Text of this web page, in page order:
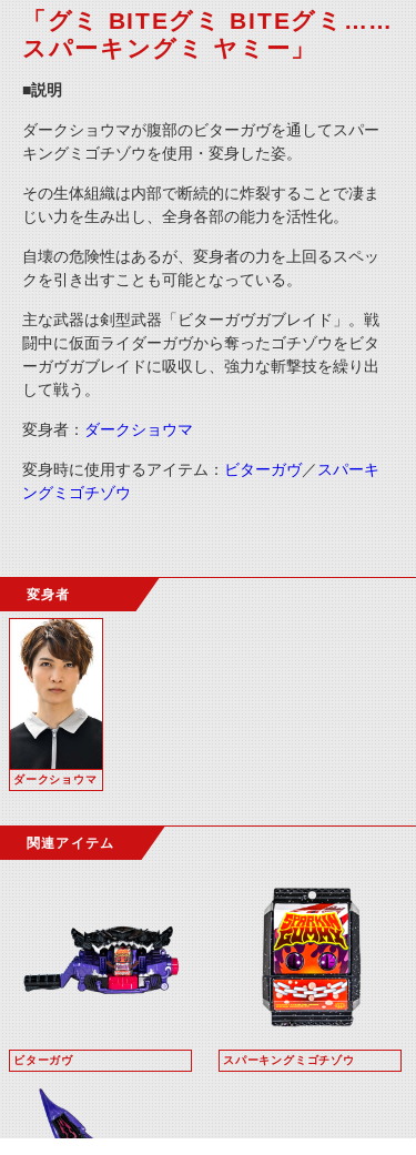
「グミ BITEグミ BITEグミ……
スパーキングミ ヤミー」
■説明
ダークショウマが腹部のビターガヴを通してスパー
キングミゴチゾウを使用・変身した姿。
その生体組織は内部で断続的に炸裂することで凄ま
じい力を生み出し、全身各部の能力を活性化。
自壊の危険性はあるが、変身者の力を上回るスペッ
クを引き出すことも可能となっている。
主な武器は剣型武器「ビターガヴガブレイド」。戦
闘中に仮面ライダーガヴから奪ったゴチゾウをビタ
ーガヴガブレイドに吸収し、強力な斬撃技を繰り出
して戦う。
変身者： ダークショウマ
変身時に使用するアイテム： ビターガヴ／ スパーキ
ングミゴチゾウ
変身者
ダークショウマ
関連アイテム
ビターガヴ スパーキングミゴチゾウ